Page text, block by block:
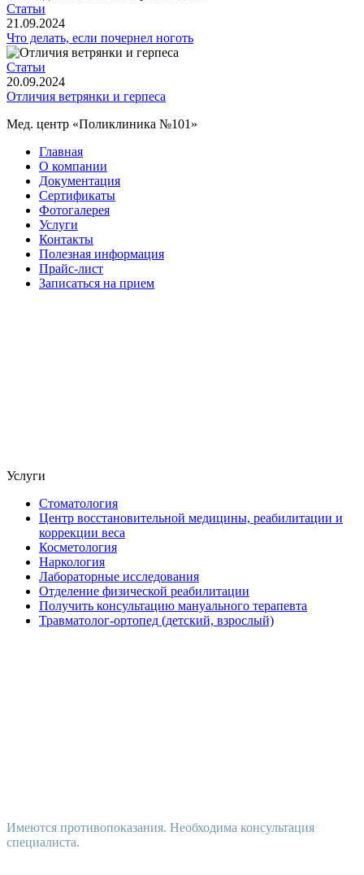
Статьи
21.09.2024
Что делать, если почернел ноготь
Статьи
20.09.2024
Отличия ветрянки и герпеса
Мед. центр «Поликлиника №101»
Главная
О компании
Документация
Сертификаты
Фотогалерея
Услуги
Контакты
Полезная информация
Прайс-лист
Записаться на прием
Услуги
Стоматология
Центр восстановительной медицины, реабилитации и
коррекции веса
Косметология
Наркология
Лабораторные исследования
Отделение физической реабилитации
Получить консультацию мануального терапевта
Травматолог-ортопед (детский, взрослый)
Имеются противопоказания. Необходима консультация
специалиста.